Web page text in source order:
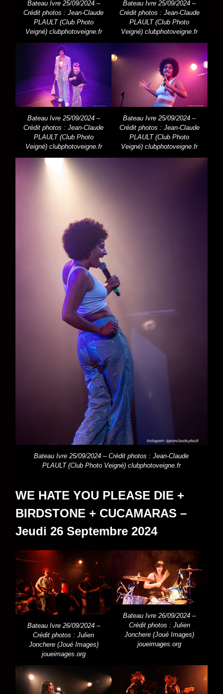
Bateau Ivre 25/09/2024 –
Crédit photos : Jean-Claude
PLAULT (Club Photo
Veigné) clubphotoveigne.fr
Bateau Ivre 25/09/2024 –
Crédit photos : Jean-Claude
PLAULT (Club Photo
Veigné) clubphotoveigne.fr
Bateau Ivre 25/09/2024 –
Crédit photos : Jean-Claude
PLAULT (Club Photo
Veigné) clubphotoveigne.fr
Bateau Ivre 25/09/2024 –
Crédit photos : Jean-Claude
PLAULT (Club Photo
Veigné) clubphotoveigne.fr
Bateau Ivre 25/09/2024 – Crédit photos : Jean-Claude
PLAULT (Club Photo Veigné) clubphotoveigne.fr
WE HATE YOU PLEASE DIE +
BIRDSTONE + CUCAMARAS –
Jeudi 26 Septembre 2024
Bateau Ivre 26/09/2024 –
Crédit photos : Julien
Jonchere (Joué Images)
joueimages.org
Bateau Ivre 26/09/2024 –
Crédit photos : Julien
Jonchere (Joué Images)
joueimages.org